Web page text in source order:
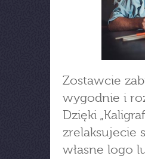
Zostawcie
wygodnie i
Dzięki
zrelaksujecie
własne logo